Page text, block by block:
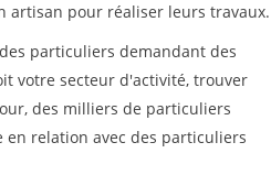
artisan pour réaliser leurs travaux.
particuliers demandant des
votre secteur d'activité, trouver
des milliers de particuliers
relation avec des particuliers